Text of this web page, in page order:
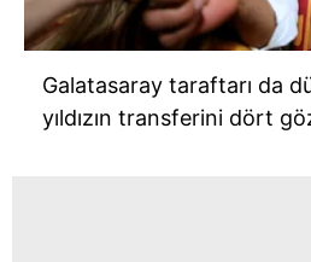
Galatasaray taraftarı da
yıldızın transferini dört